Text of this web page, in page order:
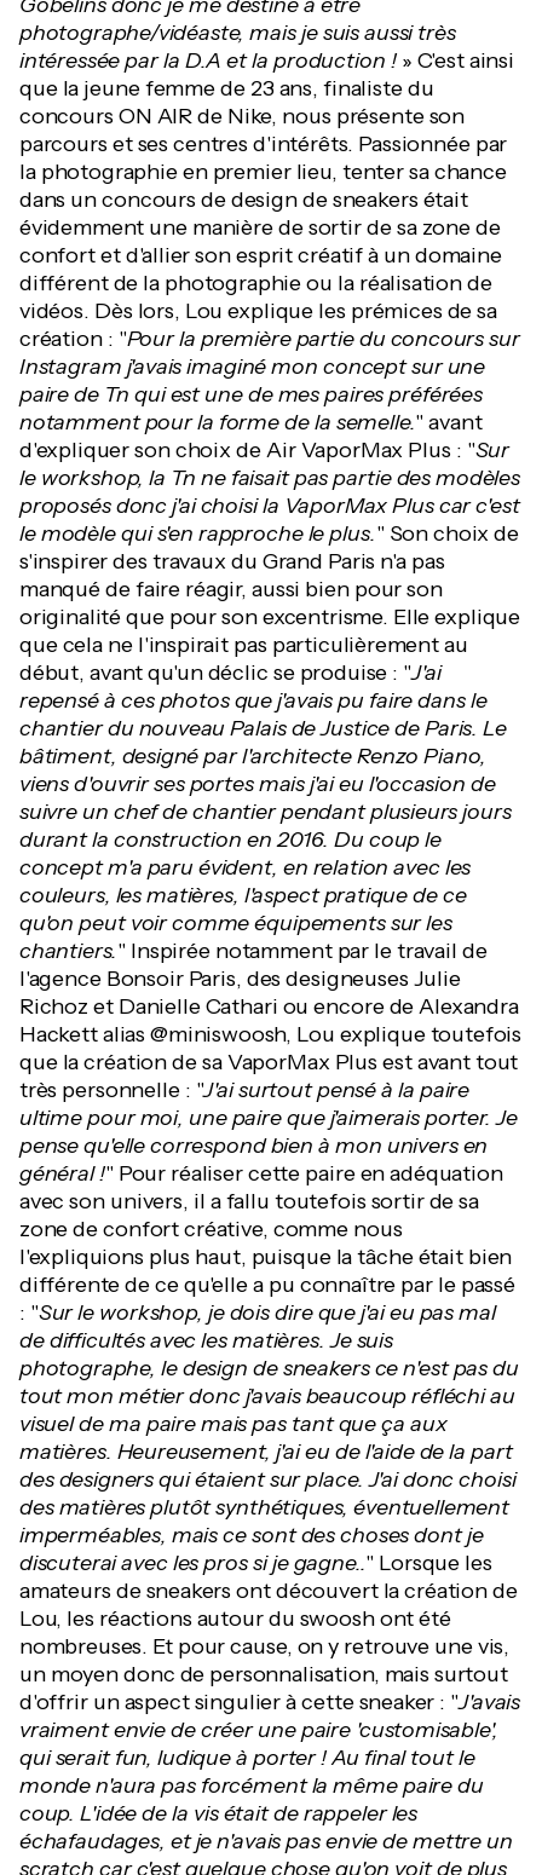
photographe/vidéaste, mais je suis aussi très
intéressée par la D.A et la production !» C'est ainsi
que la jeune femme de 23 ans, finaliste du
concours ON AIR de Nike, nous présente son
parcours et ses centres d'intérêts. Passionnée par
la photographie en premier lieu, tenter sa chance
dans un concours de design de sneakers était
évidemment une manière de sortir de sa zone de
confort et d'allier son esprit créatif à un domaine
différent de la photographie ou la réalisation de
vidéos. Dès lors, Lou explique les prémices de sa
création : "Pour la première partie du concours sur
Instagram j'avais imaginé mon concept sur une
paire de Tn qui est une de mes paires préférées
notamment pour la forme de la semelle." avant
d'expliquer son choix de Air VaporMax Plus : "Sur
le workshop, la Tn ne faisait pas partie des modèles
proposés donc j'ai choisi la VaporMax Plus car c'est
le modèle qui s'en rapproche le plus." Son choix de
s'inspirer des travaux du Grand Paris n'a pas
manqué de faire réagir, aussi bien pour son
originalité que pour son excentrisme. Elle explique
que cela ne l'inspirait pas particulièrement au
début, avant qu'un déclic se produise : "J'ai
repensé à ces photos que j'avais pu faire dans le
chantier du nouveau Palais de Justice de Paris. Le
bâtiment, designé par l'architecte Renzo Piano,
viens d'ouvrir ses portes mais j'ai eu l'occasion de
suivre un chef de chantier pendant plusieurs jours
durant la construction en 2016. Du coup le
concept m'a paru évident, en relation avec les
couleurs, les matières, l'aspect pratique de ce
qu'on peut voir comme équipements sur les
chantiers." Inspirée notamment par le travail de
l'agence Bonsoir Paris, des designeuses Julie
Richoz et Danielle Cathari ou encore de Alexandra
Hackett alias @miniswoosh, Lou explique toutefois
que la création de sa VaporMax Plus est avant tout
très personnelle : "J'ai surtout pensé à la paire
ultime pour moi, une paire que j'aimerais porter. Je
pense qu'elle correspond bien à mon univers en
général !" Pour réaliser cette paire en adéquation
avec son univers, il a fallu toutefois sortir de sa
zone de confort créative, comme nous
l'expliquions plus haut, puisque la tâche était bien
différente de ce qu'elle a pu connaître par le passé
: "Sur le workshop, je dois dire que j'ai eu pas mal
de difficultés avec les matières. Je suis
photographe, le design de sneakers ce n'est pas du
tout mon métier donc j'avais beaucoup réfléchi au
visuel de ma paire mais pas tant que ça aux
matières. Heureusement, j'ai eu de l'aide de la part
des designers qui étaient sur place. J'ai donc choisi
des matières plutôt synthétiques, éventuellement
imperméables, mais ce sont des choses dont je
discuterai avec les pros si je gagne.." Lorsque les
amateurs de sneakers ont découvert la création de
Lou, les réactions autour du swoosh ont été
nombreuses. Et pour cause, on y retrouve une vis,
un moyen donc de personnalisation, mais surtout
d'offrir un aspect singulier à cette sneaker : "J'avais
vraiment envie de créer une paire 'customisable',
qui serait fun, ludique à porter ! Au final tout le
monde n'aura pas forcément la même paire du
coup. L'idée de la vis était de rappeler les
échafaudages, et je n'avais pas envie de mettre un
scratch car c'est quelque chose qu'on voit de plus